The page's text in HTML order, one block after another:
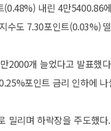
내린 4만
수도 7.30포인트(0.03%)
2000개 늘었다고 발표했
포인트 금리 인하에
밀리며 하락장을 주도했